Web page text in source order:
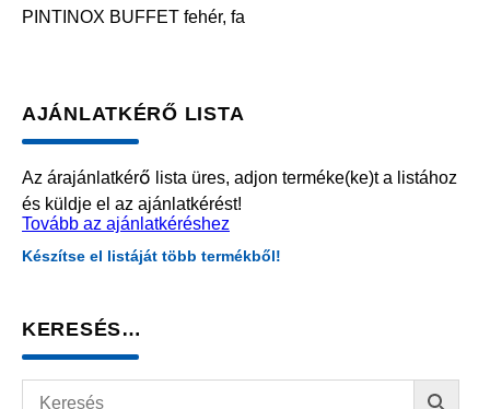
PINTINOX BUFFET fehér, fa
AJÁNLATKÉRŐ LISTA
Az árajánlatkérő lista üres, adjon terméke(ke)t a listához
és küldje el az ajánlatkérést!
Tovább az ajánlatkéréshez
Készítse el listáját több termékből!
KERESÉS…